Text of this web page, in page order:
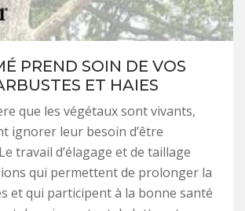
PREND SOIN DE VOS
ET HAIES
que les végétaux sont vivants,
ignorer leur besoin d’être
travail d’élagage et de taillage
qui permettent de prolonger la
et qui participent à la bonne santé